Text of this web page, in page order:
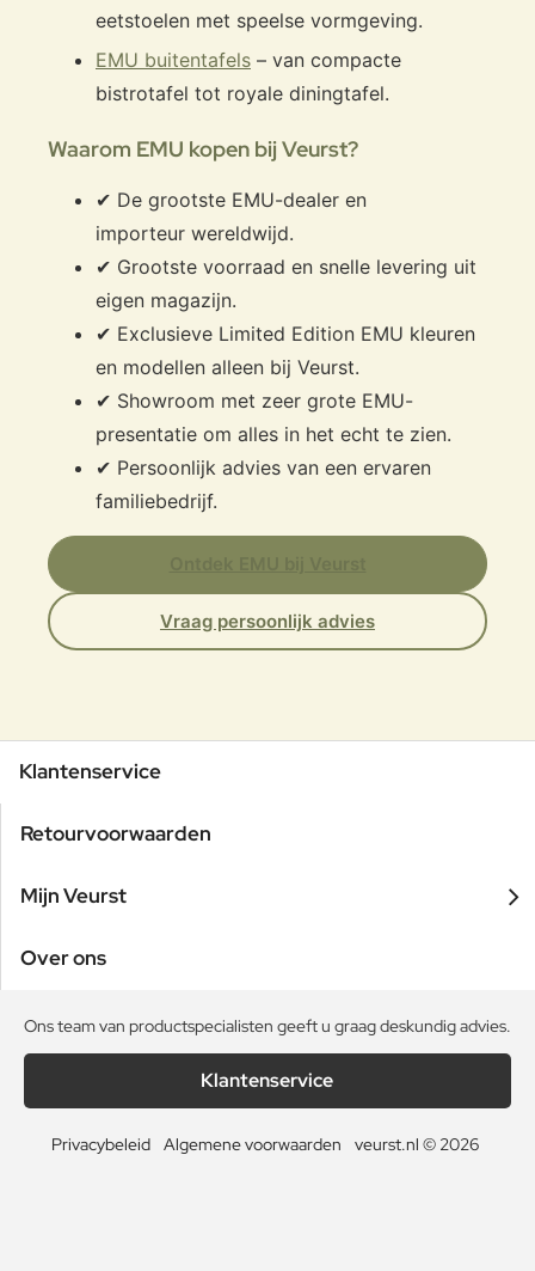
eetstoelen met speelse vormgeving.
EMU buitentafels – van compacte
bistrotafel tot royale diningtafel.
Waarom EMU kopen bij Veurst?
✔ De grootste EMU-dealer en
importeur wereldwijd.
✔ Grootste voorraad en snelle levering uit
eigen magazijn.
✔ Exclusieve Limited Edition EMU kleuren
en modellen alleen bij Veurst.
✔ Showroom met zeer grote EMU-
presentatie om alles in het echt te zien.
✔ Persoonlijk advies van een ervaren
familiebedrijf.
Vraag persoonlijk advies
Klantenservice
Retourvoorwaarden
Mijn Veurst
Over ons
Ons team van productspecialisten geeft u graag deskundig advies.
Klantenservice
Privacybeleid Algemene voorwaarden veurst.nl © 2026